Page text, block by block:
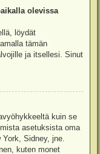
olevissa
löydät
tämän
ja itsellesi. Sinut
kuin se
asetuksista oma
Sidney, jne.
kuten monet